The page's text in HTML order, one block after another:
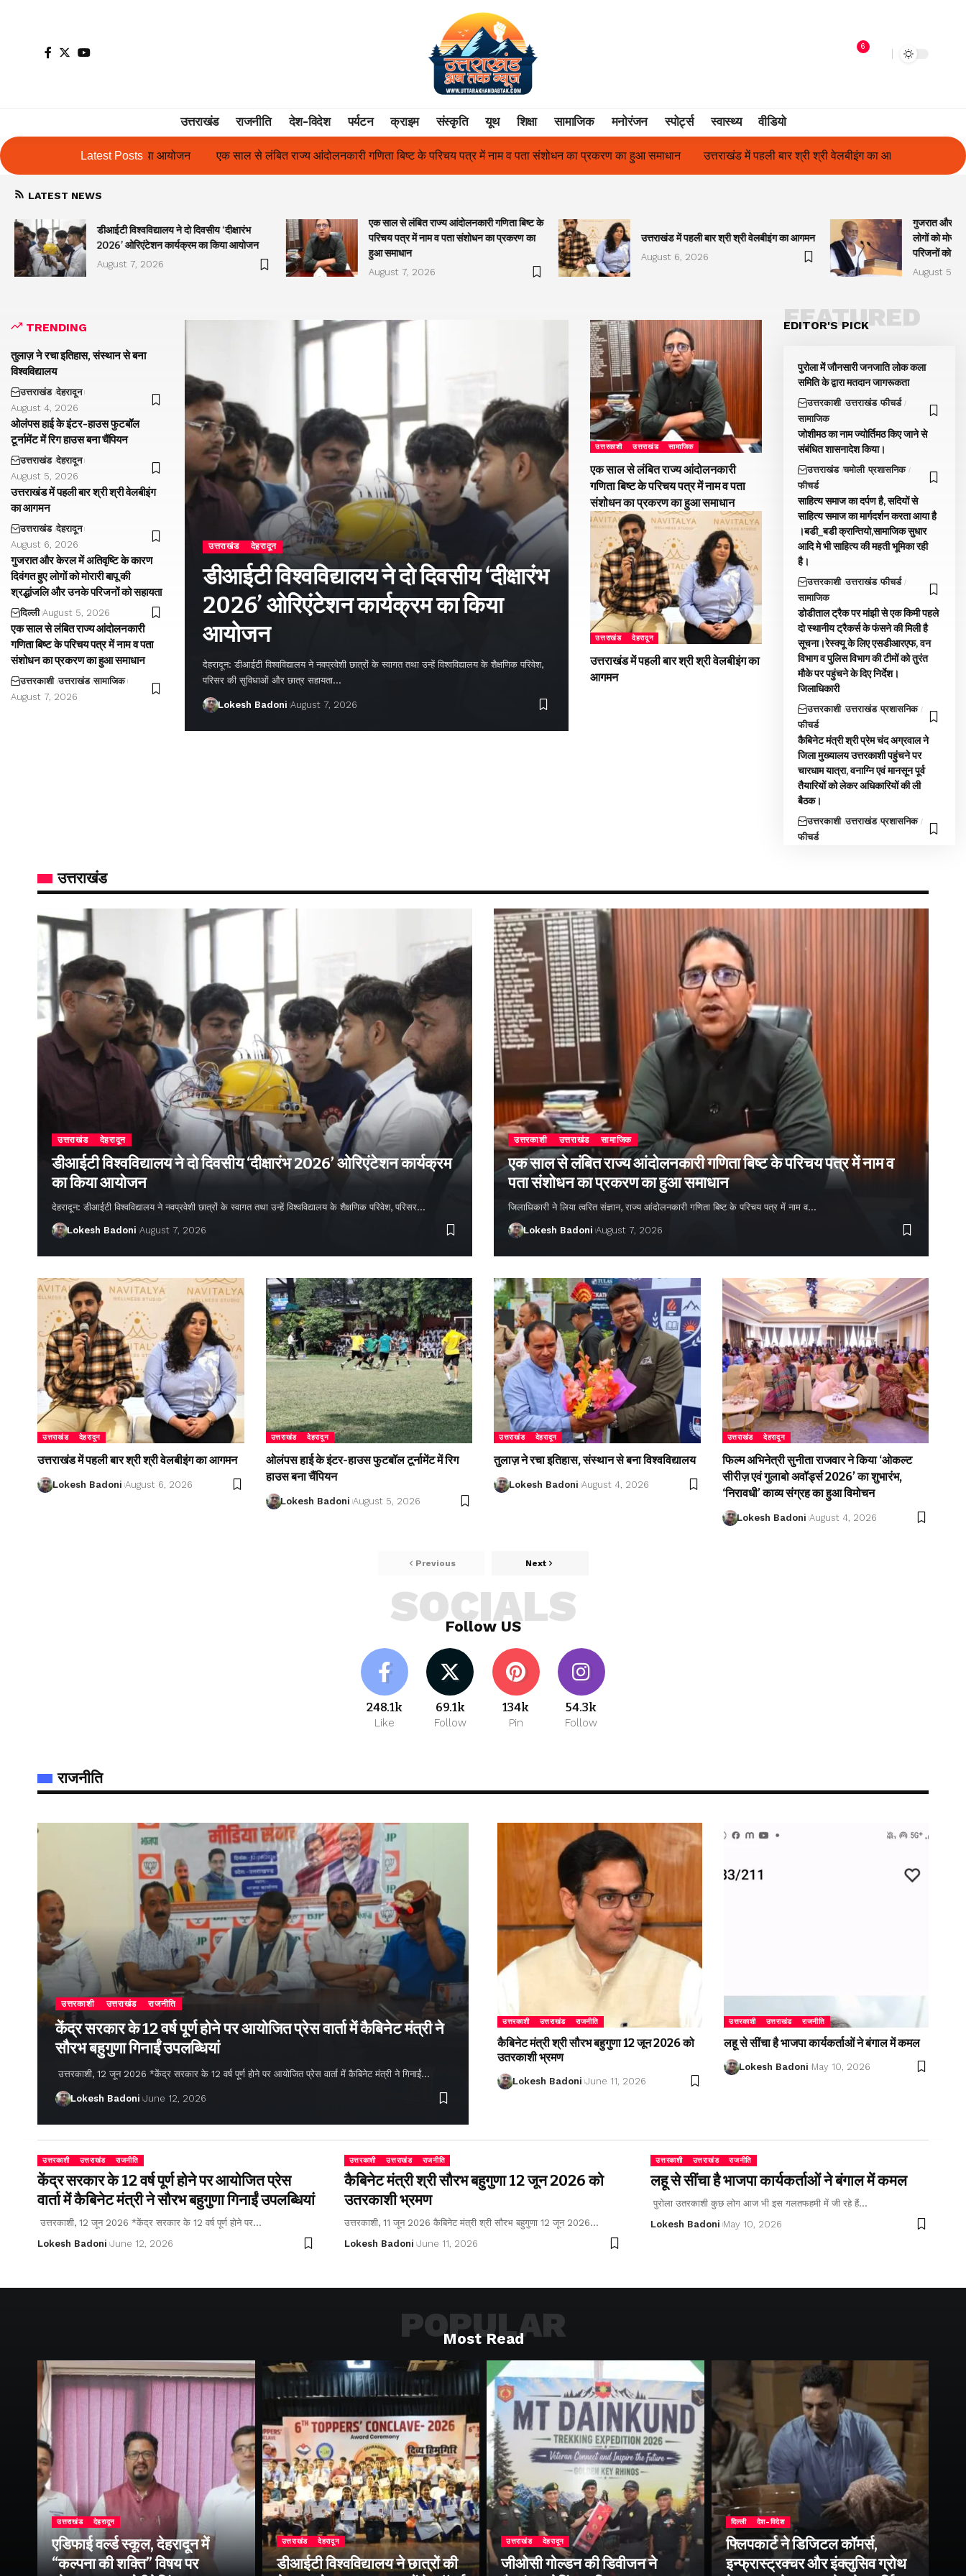
6
उत्तराखंड राजनीति देश-विदेश पर्यटन क्राइम संस्कृति यूथ शिक्षा सामाजिक मनोरंजन स्पोर्ट्स स्वास्थ्य वीडियो
Latest Posts
एक साल से लंबित राज्य आंदोलनकारी गणिता बिष्ट के परिचय पत्र में नाम व पता संशोधन का प्रकरण का हुआ समाधान उत्तराखंड में पहली बार श्री श्री वेलबीइंग का आगमन गुजरात और केरल में अतिवृष्टि के कारण दिवंगत हुए
LATEST NEWS
डीआईटी विश्वविद्यालय ने दो दिवसीय ‘दीक्षारंभ
2026’ ओरिएंटेशन कार्यक्रम का किया आयोजन
August 7, 2026
एक साल से लंबित राज्य आंदोलनकारी गणिता बिष्ट के
परिचय पत्र में नाम व पता संशोधन का प्रकरण का
हुआ समाधान
August 7, 2026
उत्तराखंड में पहली बार श्री श्री वेलबीइंग का आगमन
August 6, 2026
गुजरात और
लोगों को
परिजनों को
August 5,
TRENDING
तुलाज़ ने रचा इतिहास, संस्थान से बना
विश्वविद्यालय
उत्तराखंड देहरादून
August 4, 2026
ओलंपस हाई के इंटर-हाउस फुटबॉल
टूर्नामेंट में रिग हाउस बना चैंपियन
उत्तराखंड देहरादून
August 5, 2026
उत्तराखंड में पहली बार श्री श्री वेलबीइंग
का आगमन
उत्तराखंड देहरादून
August 6, 2026
गुजरात और केरल में अतिवृष्टि के कारण
दिवंगत हुए लोगों को मोरारी बापू की
श्रद्धांजलि और उनके परिजनों को सहायता
दिल्ली August 5, 2026
एक साल से लंबित राज्य आंदोलनकारी
गणिता बिष्ट के परिचय पत्र में नाम व पता
संशोधन का प्रकरण का हुआ समाधान
उत्तरकाशी उत्तराखंड सामाजिक
August 7, 2026
उत्तराखंड देहरादून
डीआईटी विश्वविद्यालय ने दो दिवसीय ‘दीक्षारंभ
2026’ ओरिएंटेशन कार्यक्रम का किया
आयोजन
देहरादून: डीआईटी विश्वविद्यालय ने नवप्रवेशी छात्रों के स्वागत तथा उन्हें विश्वविद्यालय के शैक्षणिक परिवेश,
परिसर की सुविधाओं और छात्र सहायता…
Lokesh Badoni August 7, 2026
उत्तरकाशी उत्तराखंड सामाजिक
एक साल से लंबित राज्य आंदोलनकारी
गणिता बिष्ट के परिचय पत्र में नाम व पता
संशोधन का प्रकरण का हुआ समाधान
उत्तराखंड देहरादून
उत्तराखंड में पहली बार श्री श्री वेलबीइंग का
आगमन
EDITOR'S PICK
FEATURED
पुरोला में जौनसारी जनजाति लोक कला
समिति के द्वारा मतदान जागरूकता
उत्तरकाशी उत्तराखंड फीचर्ड
सामाजिक
जोशीमठ का नाम ज्योर्तिमठ किए जाने से
संबंधित शासनादेश किया।
उत्तराखंड चमोली प्रशासनिक
फीचर्ड
साहित्य समाज का दर्पण है, सदियों से
साहित्य समाज का मार्गदर्शन करता आया है
।बडी_बडी क्रान्तियो,सामाजिक सुधार
आदि मे भी साहित्य की महती भूमिका रही
है।
उत्तरकाशी उत्तराखंड फीचर्ड
सामाजिक
डोडीताल ट्रैक पर मांझी से एक किमी पहले
दो स्थानीय ट्रैकर्स के फंसने की मिली है
सूचना।रेस्क्यू के लिए एसडीआरएफ, वन
विभाग व पुलिस विभाग की टीमों को तुरंत
मौके पर पहुंचने के दिए निर्देश।
जिलाधिकारी
उत्तरकाशी उत्तराखंड प्रशासनिक
फीचर्ड
कैबिनेट मंत्री श्री प्रेम चंद अग्रवाल ने
जिला मुख्यालय उत्तरकाशी पहुंचने पर
चारधाम यात्रा, वनाग्नि एवं मानसून पूर्व
तैयारियों को लेकर अधिकारियों की ली
बैठक।
उत्तरकाशी उत्तराखंड प्रशासनिक
फीचर्ड
उत्तराखंड
उत्तराखंड देहरादून
डीआईटी विश्वविद्यालय ने दो दिवसीय ‘दीक्षारंभ 2026’ ओरिएंटेशन कार्यक्रम
का किया आयोजन
देहरादून: डीआईटी विश्वविद्यालय ने नवप्रवेशी छात्रों के स्वागत तथा उन्हें विश्वविद्यालय के शैक्षणिक परिवेश, परिसर…
Lokesh Badoni August 7, 2026
उत्तरकाशी उत्तराखंड सामाजिक
एक साल से लंबित राज्य आंदोलनकारी गणिता बिष्ट के परिचय पत्र में नाम व
पता संशोधन का प्रकरण का हुआ समाधान
जिलाधिकारी ने लिया त्वरित संज्ञान, राज्य आंदोलनकारी गणिता बिष्ट के परिचय पत्र में नाम व…
Lokesh Badoni August 7, 2026
उत्तराखंड देहरादून
उत्तराखंड में पहली बार श्री श्री वेलबीइंग का आगमन
Lokesh Badoni August 6, 2026
उत्तराखंड देहरादून
ओलंपस हाई के इंटर-हाउस फुटबॉल टूर्नामेंट में रिग
हाउस बना चैंपियन
Lokesh Badoni August 5, 2026
उत्तराखंड देहरादून
तुलाज़ ने रचा इतिहास, संस्थान से बना विश्वविद्यालय
Lokesh Badoni August 4, 2026
उत्तराखंड देहरादून
फिल्म अभिनेत्री सुनीता राजवार ने किया ‘ओकल्ट
सीरीज़ एवं गुलाबो अवॉर्ड्स 2026’ का शुभारंभ,
‘निरावधी’ काव्य संग्रह का हुआ विमोचन
Lokesh Badoni August 4, 2026
Previous Next
Follow US
SOCIALS
248.1k
Like
69.1k
Follow
134k
Pin
54.3k
Follow
राजनीति
उत्तरकाशी उत्तराखंड राजनीति
केंद्र सरकार के 12 वर्ष पूर्ण होने पर आयोजित प्रेस वार्ता में कैबिनेट मंत्री ने
सौरभ बहुगुणा गिनाईं उपलब्धियां
उत्तरकाशी, 12 जून 2026 *केंद्र सरकार के 12 वर्ष पूर्ण होने पर आयोजित प्रेस वार्ता में कैबिनेट मंत्री ने गिनाईं…
Lokesh Badoni June 12, 2026
उत्तरकाशी उत्तराखंड राजनीति
कैबिनेट मंत्री श्री सौरभ बहुगुणा 12 जून 2026 को
उतरकाशी भ्रमण
Lokesh Badoni June 11, 2026
उत्तरकाशी उत्तराखंड राजनीति
लहू से सींचा है भाजपा कार्यकर्ताओं ने बंगाल में कमल
Lokesh Badoni May 10, 2026
उत्तरकाशी उत्तराखंड राजनीति
केंद्र सरकार के 12 वर्ष पूर्ण होने पर आयोजित प्रेस
वार्ता में कैबिनेट मंत्री ने सौरभ बहुगुणा गिनाईं उपलब्धियां
उत्तरकाशी, 12 जून 2026 *केंद्र सरकार के 12 वर्ष पूर्ण होने पर…
Lokesh Badoni June 12, 2026
उत्तरकाशी उत्तराखंड राजनीति
कैबिनेट मंत्री श्री सौरभ बहुगुणा 12 जून 2026 को
उतरकाशी भ्रमण
उत्तरकाशी, 11 जून 2026 कैबिनेट मंत्री श्री सौरभ बहुगुणा 12 जून 2026…
Lokesh Badoni June 11, 2026
उत्तरकाशी उत्तराखंड राजनीति
लहू से सींचा है भाजपा कार्यकर्ताओं ने बंगाल में कमल
पुरोला उतरकाशी कुछ लोग आज भी इस गलतफहमी में जी रहे हैं…
Lokesh Badoni May 10, 2026
Most Read
POPULAR
उत्तराखंड देहरादून
एडिफाई वर्ल्ड स्कूल, देहरादून में
“कल्पना की शक्ति” विषय पर
उत्तराखंड देहरादून
डीआईटी विश्वविद्यालय ने छात्रों की
उत्तराखंड देहरादून
जीओसी गोल्डन की डिवीजन ने
दिल्ली देश-विदेश
फ्लिपकार्ट ने डिजिटल कॉमर्स,
इन्फ्रास्ट्रक्चर और इंक्लुसिव ग्रोथ